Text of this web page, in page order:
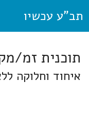
תב"ע עכשיו
תוכנית זמ/מק/4/566
איחוד וחלוקה